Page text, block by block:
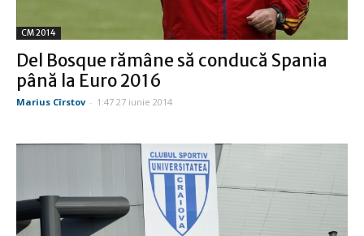
CM 2014
Del Bosque rămâne să conducă Spania
până la Euro 2016
Marius Cîrstov - 1:47 27 iunie 2014